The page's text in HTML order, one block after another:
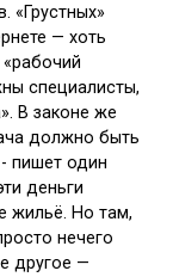
«Грустных»
— хоть
«рабочий
специалисты,
В законе же
должно быть
пишет один
деньги
жильё. Но там,
нечего
другое —